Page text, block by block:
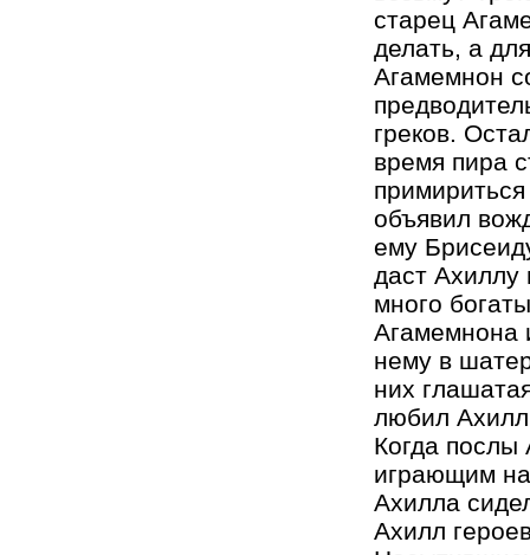
старец
делать, а
Агамемнон
греков.
время пира
объявил
ему
даст
много
Агамемнона
нему в
них
любил
Когда послы
играющим
Ахилла
Ахилл